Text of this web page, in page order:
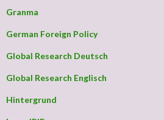
Granma
German Foreign Policy
Global Research Deutsch
Global Research Englisch
Hintergrund